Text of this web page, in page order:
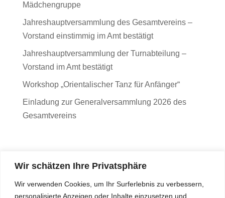
Wir schätzen Ihre Privatsphäre
Wir verwenden Cookies, um Ihr Surferlebnis zu verbessern,
personalisierte Anzeigen oder Inhalte einzusetzen und
Mädchengruppe
Jahreshauptversammlung des Gesamtvereins –
Vorstand einstimmig im Amt bestätigt
Jahreshauptversammlung der Turnabteilung –
Vorstand im Amt bestätigt
Workshop „Orientalischer Tanz für Anfänger“
Einladung zur Generalversammlung 2026 des
Gesamtvereins